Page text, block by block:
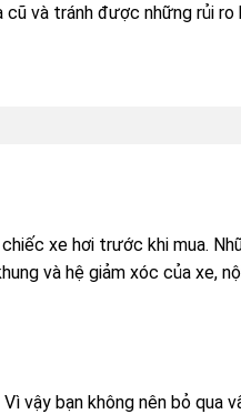
và tránh được những rủi ro
xe hơi trước khi mua.
và hệ giảm xóc của xe,
vậy bạn không nên bỏ qua